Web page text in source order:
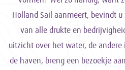
Holland Sail aanmeert, bevindt
van alle drukte en
uitzicht over het water, de
de haven, breng een bezoekje